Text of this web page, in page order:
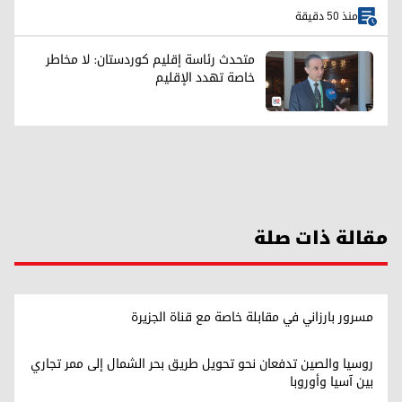
منذ 50 دقيقة
متحدث رئاسة إقليم كوردستان: لا مخاطر
خاصة تهدد الإقليم
مقالة ذات صلة
مسرور بارزاني في مقابلة خاصة مع قناة الجزيرة
روسيا والصين تدفعان نحو تحويل طريق بحر الشمال إلى ممر تجاري
بين آسيا وأوروبا